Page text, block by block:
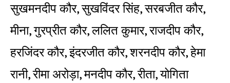
सुखमनदीप कौर, सुखविंदर सिंह, सरबजीत कौर,
मीना, गुरप्रीत कौर, ललित कुमार, राजदीप कौर,
हरजिंदर कौर, इंदरजीत कौर, शरनदीप कौर, हेमा
रानी, रीमा अरोड़ा, मनदीप कौर, रीता, योगिता